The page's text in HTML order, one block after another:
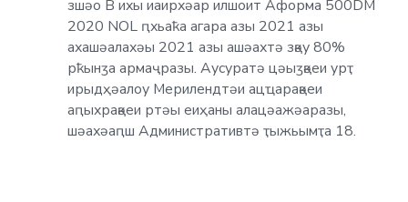
зшәо В ихы иаирхәар илшоит Аформа 500DM
2020 NOL ԥхьаҟа агара азы 2021 азы
ахашәалахәы 2021 азы ашәахтә зқәу 80%
рҟынӡа армаҷразы. Аусуратә цәыӡқәеи урҭ
ирыдҳәалоу Мерилендтәи ацҵарақәеи
аԥыхрақәеи ртәы еиҳаны алацәажәаразы,
шәахәаԥш Административтә ҭыжьымҭа 18.